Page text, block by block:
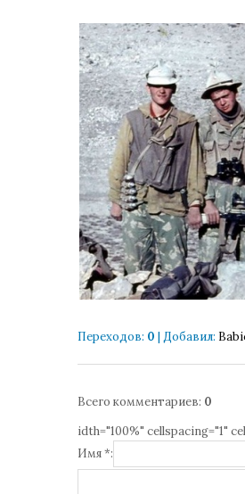
Переходов: 0 | Добавил:
Всего комментариев: 0
idth="100%" cellspacing="1"
Имя *: